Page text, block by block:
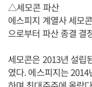
△세모콘 파산
에스피지 계열사 세모
으로부터 파산 종결 결
세모콘은 2013년 설립
였다. 에스피지는